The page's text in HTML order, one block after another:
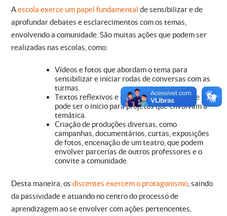
Aescola exerce um papel fundamental de sensibilizar e de
aprofundar debates e esclarecimentos com os temas,
envolvendo a comunidade. São muitas ações que podem ser
realizadas nas escolas, como:
Vídeos e fotos que abordam o tema para
sensibilizar e iniciar rodas de conversas com as
turmas.
Textos reflexivos e de estudos de casos que
pode ser o inicio para projetos que envolvam a
temática.
Criação de produções diversas, como
campanhas, documentários, curtas, exposições
de fotos, encenação de um teatro, que podem
envolver parcerias de outros professores e o
convite a comunidade.
Desta maneira, os discentes exercem o protagonismo , saindo
da passividade e atuando no centro do processo de
aprendizagem ao se envolver com ações pertencentes,